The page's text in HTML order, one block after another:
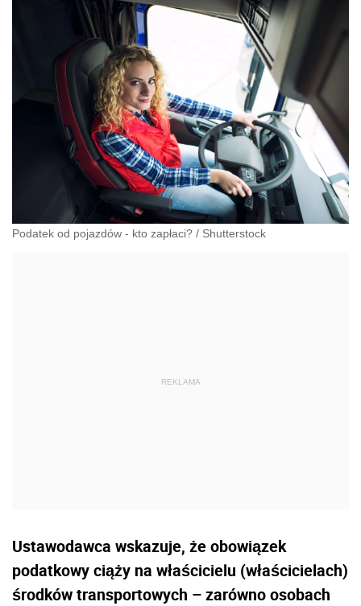
Podatek od pojazdów - kto zapłaci? / Shutterstock
Ustawodawca wskazuje, że obowiązek
podatkowy ciąży na właścicielu (właścicielach)
środków transportowych – zarówno osobach